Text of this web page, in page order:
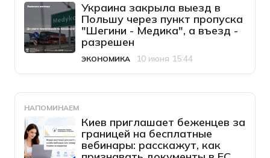
Украина закрыла выезд в
Польшу через пункт пропуска
"Шегини - Медика", а въезд -
разрешен
Категория
ЭКОНОМИКА
Дата публикации
10 июня 15:44
НАПОМИНАЕМ
Киев приглашает беженцев за
границей на бесплатные
вебинары: расскажут, как